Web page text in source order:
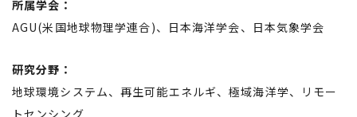
所属学会：
AGU(米国地球物理学連合)、日本海洋学会、日本気象学会
研究分野：
地球環境システム、再生可能エネルギ、極域海洋学、リモー
トセンシング